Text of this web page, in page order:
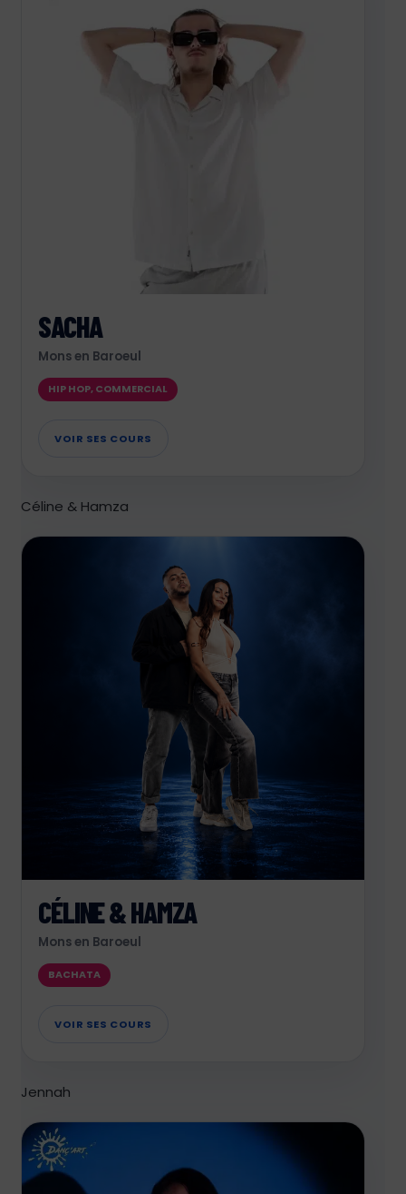
SACHA
Mons en Baroeul
HIP HOP, COMMERCIAL
VOIR SES COURS
Céline & Hamza
CÉLINE & HAMZA
Mons en Baroeul
BACHATA
VOIR SES COURS
Jennah